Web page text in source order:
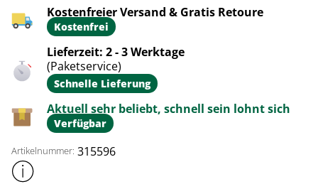
Kostenfreier Versand & Gratis Retoure
Kostenfrei
Lieferzeit: 2 - 3 Werktage
(Paketservice)
Schnelle Lieferung
Aktuell sehr beliebt, schnell sein lohnt sich
Verfügbar
Artikelnummer: 315596
Weitere Produktinformationen anzeigen